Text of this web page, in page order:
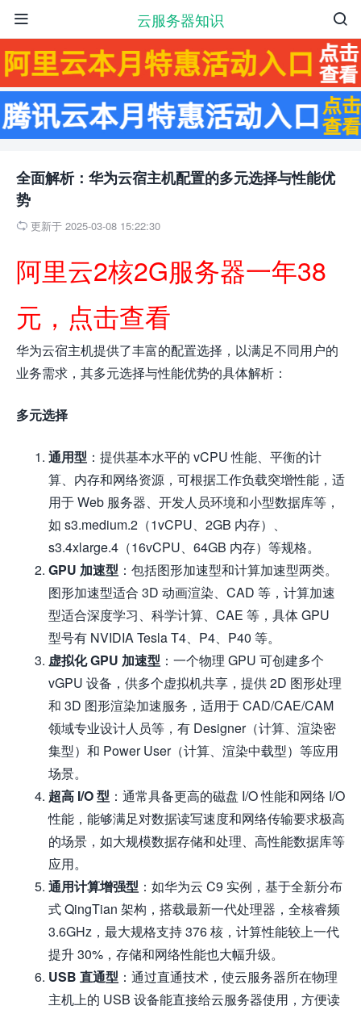
云服务器知识 

全面解析：华为云宿主机配置的多元选择与性能优
势
 更新于 2025-03-08 15:22:30
阿里云2核2G服务器一年38
元，点击查看
华为云宿主机提供了丰富的配置选择，以满足不同用户的
业务需求，其多元选择与性能优势的具体解析：
多元选择
通用型 ：提供基本水平的 vCPU 性能、平衡的计
算、内存和网络资源，可根据工作负载突增性能，适
用于 Web 服务器、开发人员环境和小型数据库等，
如 s3.medium.2（1vCPU、2GB 内存）、
s3.4xlarge.4（16vCPU、64GB 内存）等规格。
GPU 加速型 ：包括图形加速型和计算加速型两类。
图形加速型适合 3D 动画渲染、CAD 等，计算加速
型适合深度学习、科学计算、CAE 等，具体 GPU
型号有 NVIDIA Tesla T4、P4、P40 等。
虚拟化 GPU 加速型 ：一个物理 GPU 可创建多个
vGPU 设备，供多个虚拟机共享，提供 2D 图形处理
和 3D 图形渲染加速服务，适用于 CAD/CAE/CAM
领域专业设计人员等，有 Designer（计算、渲染密
集型）和 Power User（计算、渲染中载型）等应用
场景。
超高 I/O 型 ：通常具备更高的磁盘 I/O 性能和网络 I/O
性能，能够满足对数据读写速度和网络传输要求极高
的场景，如大规模数据存储和处理、高性能数据库等
应用。
通用计算增强型 ：如华为云 C9 实例，基于全新分布
式 QingTian 架构，搭载最新一代处理器，全核睿频
3.6GHz，最大规格支持 376 核，计算性能较上一代
提升 30%，存储和网络性能也大幅升级。
USB 直通型 ：通过直通技术，使云服务器所在物理
主机上的 USB 设备能直接给云服务器使用，方便读